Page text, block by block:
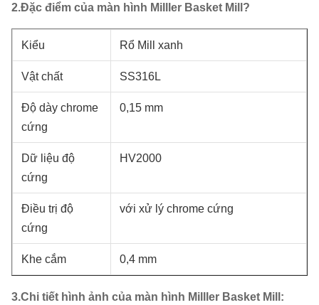
2.Đặc điểm của màn hình Milller Basket Mill?
Kiểu Rổ Mill xanh
Vật chất SS316L
Độ dày chrome
cứng
0,15 mm
Dữ liệu độ
cứng
HV2000
Điều trị độ
cứng
với xử lý chrome cứng
Khe cắm 0,4 mm
3.Chi tiết hình ảnh của màn hình Milller Basket Mill: